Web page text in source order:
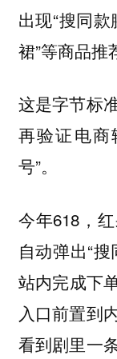
出现“搜同款
裙”等商品推
这是字节标
再验证电商
号”。
今年618，
自动弹出“
站内完成下
入口前置到
看到剧里一